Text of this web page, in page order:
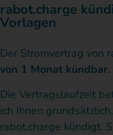
rabot.charge
Vorlagen
Der Stromvertrag von
von 1 Monat kündbar.
Die Vertragslaufzeit
ich Ihnen
rabot.charge kündigt.